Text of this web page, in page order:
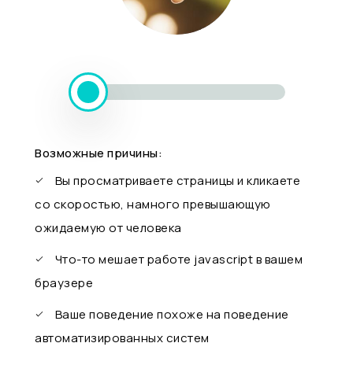
Возможные причины:
Вы просматриваете страницы и кликаете
со скоростью, намного превышающую
ожидаемую от человека
Что-то мешает работе javascript в вашем
браузере
Ваше поведение похоже на поведение
автоматизированных систем